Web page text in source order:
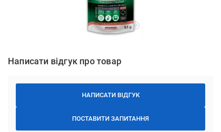
Написати відгук про товар
НАПИСАТИ ВІДГУК
ПОСТАВИТИ ЗАПИТАННЯ